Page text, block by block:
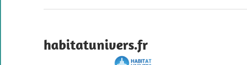
habitatunivers.fr